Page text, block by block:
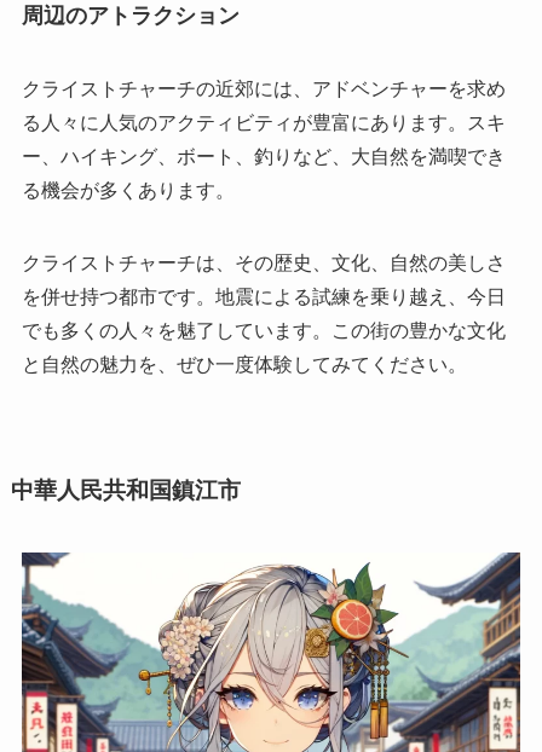
周辺のアトラクション
クライストチャーチの近郊には、アドベンチャーを求め
る人々に人気のアクティビティが豊富にあります。スキ
ー、ハイキング、ボート、釣りなど、大自然を満喫でき
る機会が多くあります。
クライストチャーチは、その歴史、文化、自然の美しさ
を併せ持つ都市です。地震による試練を乗り越え、今日
でも多くの人々を魅了しています。この街の豊かな文化
と自然の魅力を、ぜひ一度体験してみてください。
中華人民共和国鎮江市